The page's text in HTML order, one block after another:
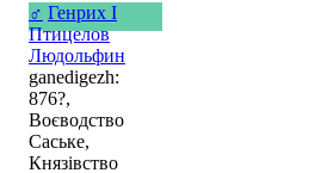
♂ Генрих I
Птицелов
Людольфин
ganedigezh:
876?,
Воєводство
Саське,
Князівство